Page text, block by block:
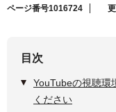
ページ番号1016724 更
目次
YouTubeの視聴環
ください